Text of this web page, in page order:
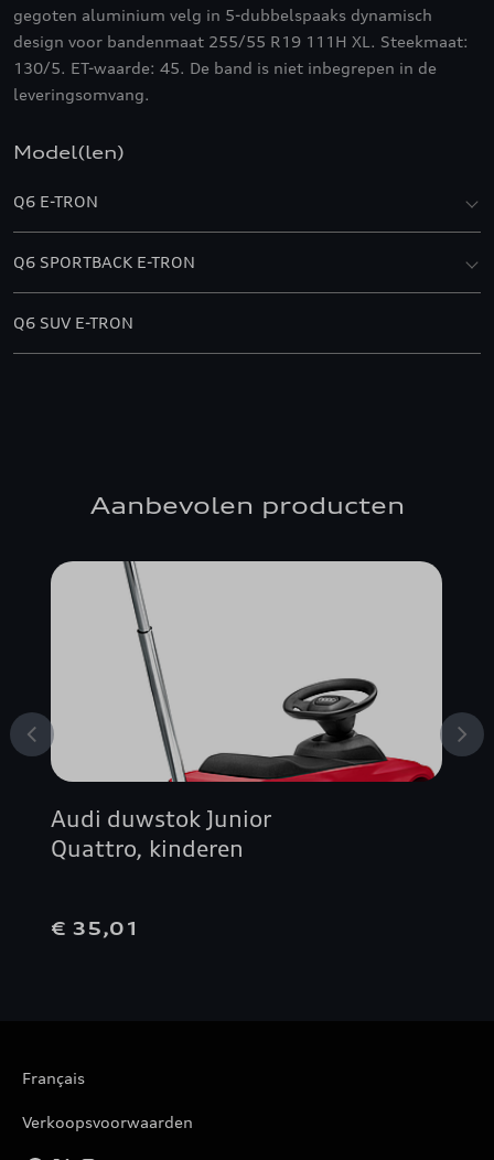
gegoten aluminium velg in 5-dubbelspaaks dynamisch
design voor bandenmaat 255/55 R19 111H XL. Steekmaat:
130/5. ET-waarde: 45. De band is niet inbegrepen in de
leveringsomvang.
Model(len)
Q6 E-TRON
Q6 SPORTBACK E-TRON
Q6 SUV E-TRON
Aanbevolen producten
Audi duwstok Junior
Quattro, kinderen
€ 35,01
Français
Verkoopsvoorwaarden